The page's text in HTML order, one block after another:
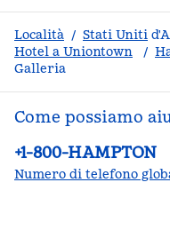
Località / Stati Uniti
Hotel a Uniontown
/
Galleria
Come possiamo
Telefono:
+1-800-HAMPTON
Numero di telefono